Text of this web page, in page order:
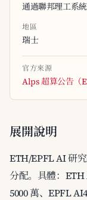
通過聯邦理工系
地區
瑞士
官方來源
Alps 超算公告（
展開說明
ETH/EPFL AI 研
分配。具體：
5000 萬、EPFL